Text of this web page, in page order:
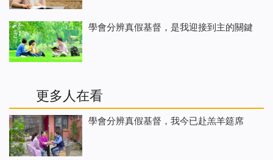
學會分辨真假基督，是我迎接到主的關鍵
更多人在看
學會分辨真假基督，我今已赴羔羊筵席